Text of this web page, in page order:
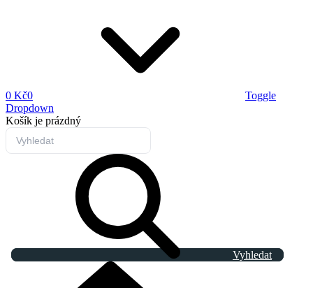
0 Kč0
Toggle
Dropdown
Košík je prázdný
Vyhledat